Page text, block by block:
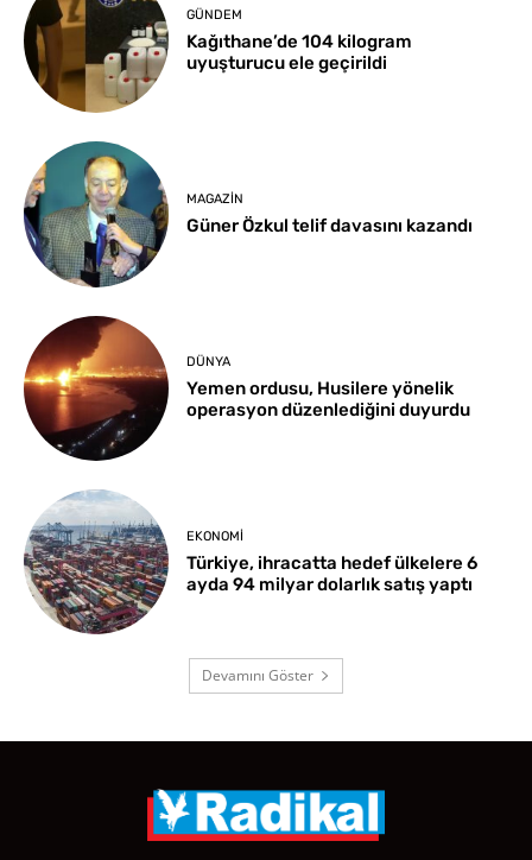
GÜNDEM
Kağıthane’de 104 kilogram
uyuşturucu ele geçirildi
MAGAZIN
Güner Özkul telif davasını kazandı
DÜNYA
Yemen ordusu, Husilere yönelik
operasyon düzenlediğini duyurdu
EKONOMI
Türkiye, ihracatta hedef ülkelere 6
ayda 94 milyar dolarlık satış yaptı
Devamını Göster